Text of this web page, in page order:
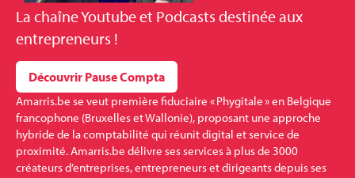
La chaîne Youtube et Podcasts destinée aux
entrepreneurs !
Découvrir Pause Compta
Amarris.be se veut première fiduciaire « Phygitale » en Belgique
francophone (Bruxelles et Wallonie), proposant une approche
hybride de la comptabilité qui réunit digital et service de
proximité. Amarris.be délivre ses services à plus de 3000
créateurs d’entreprises, entrepreneurs et dirigeants depuis ses